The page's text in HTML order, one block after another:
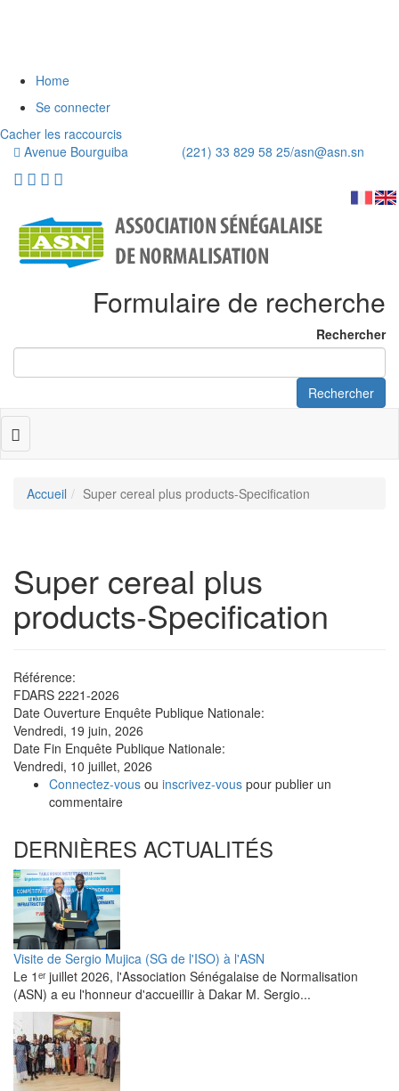
Home
Se connecter
Cacher les raccourcis
Avenue Bourguiba (221) 33 829 58 25/asn@asn.sn
Formulaire de recherche
Rechercher
Rechercher
Toggle
navigation
Accueil Super cereal plus products-Specification
Super cereal plus
products-Specification
Référence:
FDARS 2221-2026
Date Ouverture Enquête Publique Nationale:
Vendredi, 19 juin, 2026
Date Fin Enquête Publique Nationale:
Vendredi, 10 juillet, 2026
Connectez-vous ou inscrivez-vous pour publier un
commentaire
DERNIÈRES ACTUALITÉS
Visite de Sergio Mujica (SG de l'ISO) à l'ASN
Le 1ᵉʳ juillet 2026, l'Association Sénégalaise de Normalisation
(ASN) a eu l'honneur d'accueillir à Dakar M. Sergio...